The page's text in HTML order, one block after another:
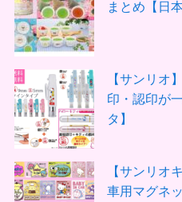
まとめ【日本
【サンリオ
印・認印が
タ】
【サンリオ
車用マグネ